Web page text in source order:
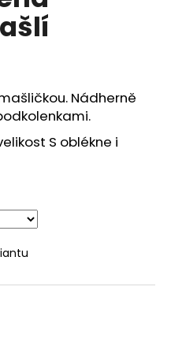
Nádherně
S oblékne i